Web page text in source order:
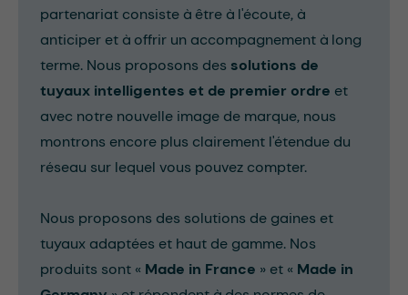
partenariat consiste à être à l'écoute, à
anticiper et à offrir un accompagnement à long
terme. Nous proposons des solutions de
tuyaux intelligentes et de premier ordre et
avec notre nouvelle image de marque, nous
montrons encore plus clairement l'étendue du
réseau sur lequel vous pouvez compter.
Nous proposons des solutions de gaines et
tuyaux adaptées et haut de gamme. Nos
produits sont « Made in France » et « Made in